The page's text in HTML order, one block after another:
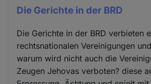
Die Gerichte in der BRD
Die Gerichte in der BRD verbieten
rechtsnationalen Vereinigungen
warum wird nicht auch die
Zeugen Jehovas verboten? diese